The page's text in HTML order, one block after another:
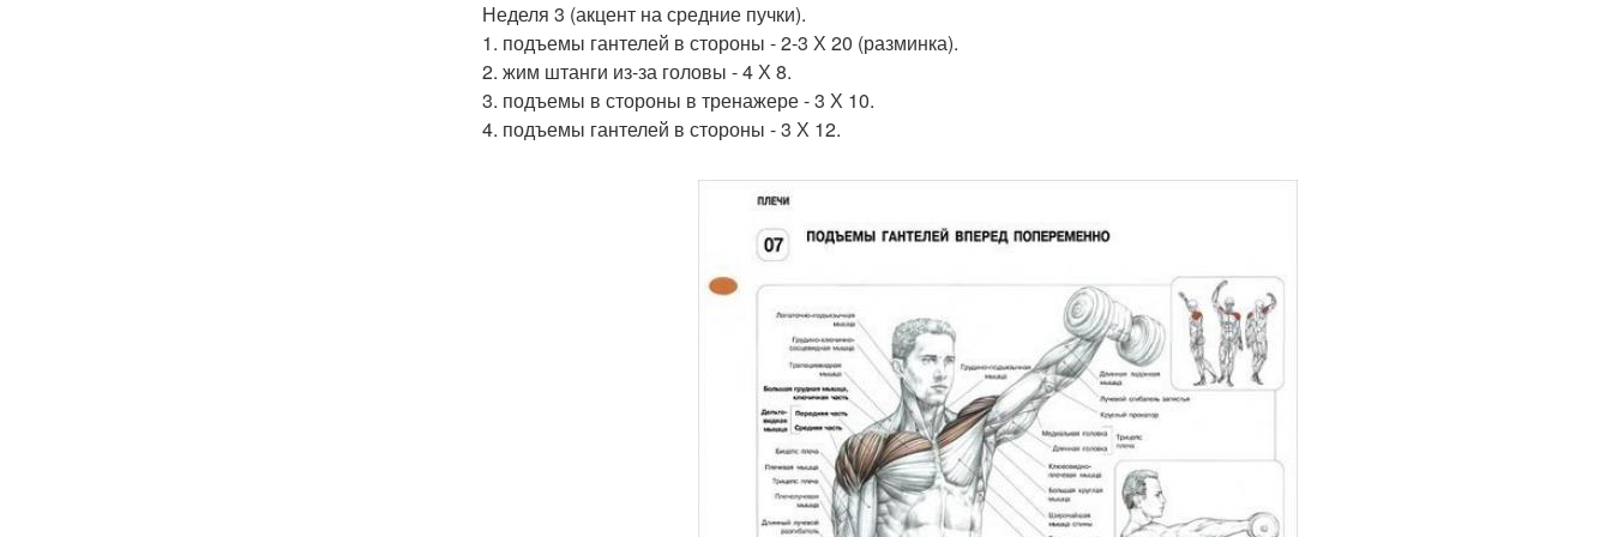
Неделя 3 (акцент на средние пучки).
1. подъемы гантелей в стороны - 2-3 Х 20 (разминка).
2. жим штанги из-за головы - 4 Х 8.
3. подъемы в стороны в тренажере - 3 Х 10.
4. подъемы гантелей в стороны - 3 Х 12.